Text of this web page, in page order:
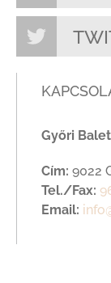
Győri
Cím: 9022
Tel./Fax:
Email: